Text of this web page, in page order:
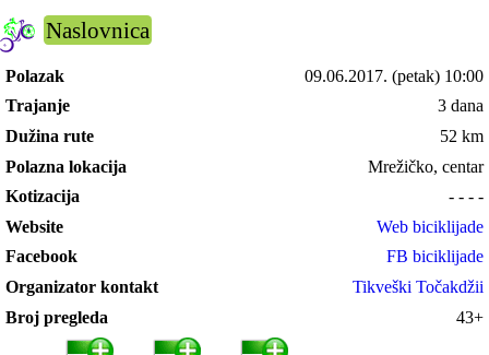
Naslovnica
Polazak 09.06.2017. (petak) 10:00
Trajanje
3 dana
Dužina rute
52 km
Polazna lokacija
Mrežičko, centar
Kotizacija
- - - -
Website
Web biciklijade
Facebook
FB biciklijade
Organizator kontakt
Tikveški Točakdžii
Broj pregleda
43+